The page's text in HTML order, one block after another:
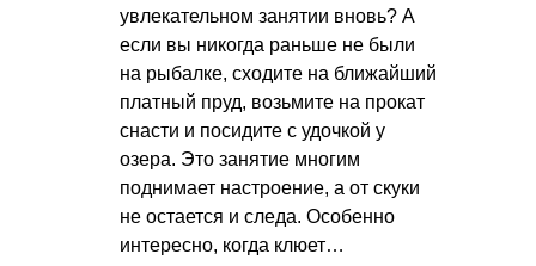
увлекательном занятии вновь? А
если вы никогда раньше не были
на рыбалке, сходите на ближайший
платный пруд, возьмите на прокат
снасти и посидите с удочкой у
озера. Это занятие многим
поднимает настроение, а от скуки
не остается и следа. Особенно
интересно, когда клюет…